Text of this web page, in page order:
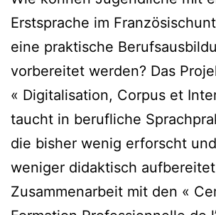
Erstsprache im
eine praktische
vorbereitet werden? Das
« Digitalisation, Corpus et
taucht in berufliche
die bisher wenig erforscht
weniger didaktisch
Zusammenarbeit mit den «